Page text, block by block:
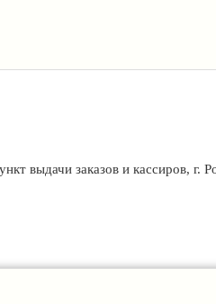
выдачи заказов и кассиров, г.